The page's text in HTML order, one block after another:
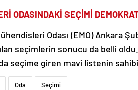
ODASINDAKİ SEÇİMİ
Odası (EMO) Ankara
seçimlerin sonucu da belli
seçime giren mavi listenin
Oda Seçimi